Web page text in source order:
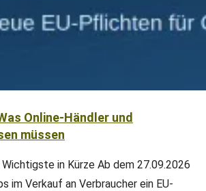
Online-Händler und
müssen
in Kürze Ab dem 27.09.2026
im Verkauf an Verbraucher ein EU-